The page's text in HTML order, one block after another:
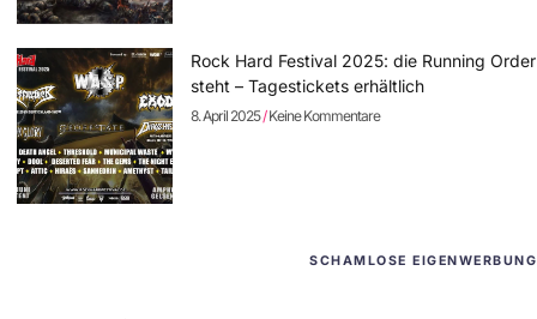
Rock Hard Festival 2025: die Running Order
steht – Tagestickets erhältlich
8. April 2025 Keine Kommentare
SCHAMLOSE EIGENWERBUNG